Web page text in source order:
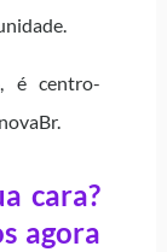
é centro-
cara?
agora